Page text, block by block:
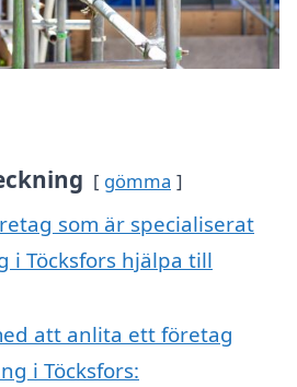
gömma
som är specialiserat
i Töcksfors hjälpa till
att anlita ett företag
i Töcksfors: